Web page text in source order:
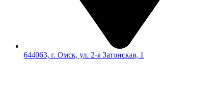
644063, г. Омск, ул. 2-я Затонская, 1